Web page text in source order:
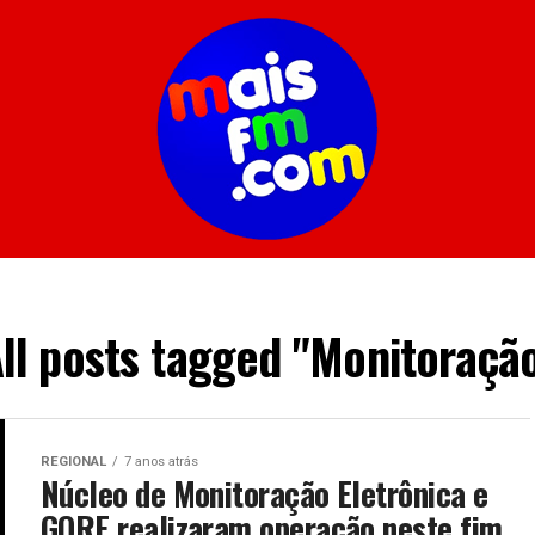
posts tagged
REGIONAL 7 anos atrás
Núcleo de Monitoração Eletrônica e